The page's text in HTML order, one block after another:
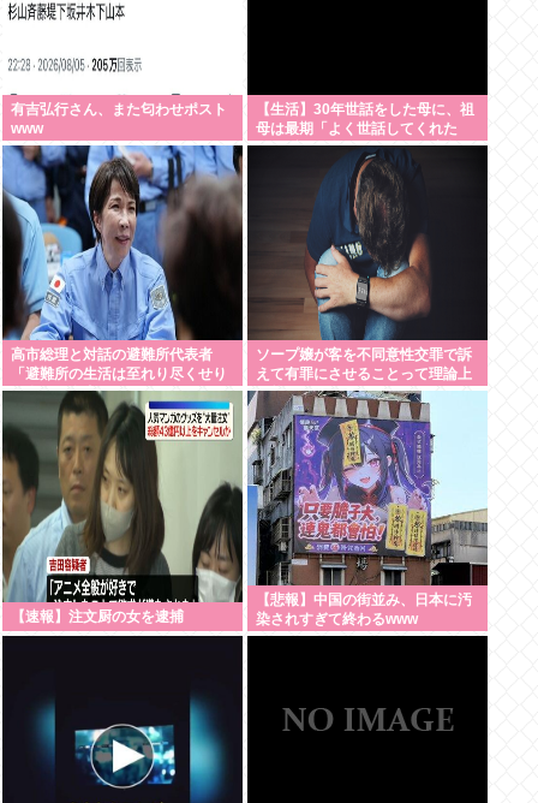
有吉弘行さん、また匂わせポスト
www
【生活】30年世話をした母に、祖
母は最期「よく世話してくれた
ね。ずっと嫌いだったのが残念だ
よ」と言って死んだ
高市総理と対話の避難所代表者
「避難所の生活は至れり尽くせり
で全く不自由ない、ありがとう！
日本人でよかった！」
ソープ嬢が客を不同意性交罪で訴
えて有罪にさせることって理論上
可能？
【速報】注文厨の女を逮捕
【悲報】中国の街並み、日本に汚
染されすぎて終わるwww